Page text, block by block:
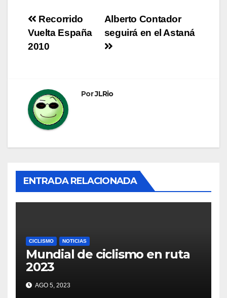
Navegación
de
Alberto Contador
seguirá en el Astaná
Recorrido
Vuelta España
2010
PorJLRio
ENTRADA RELACIONADA
CICLISMO NOTICIAS
Mundial de ciclismo en ruta
2023
AGO 5, 2023